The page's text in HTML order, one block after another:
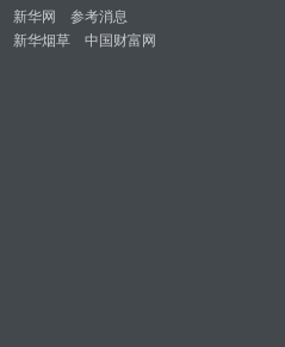
新华网
参考消息
新华烟草
中国财富网